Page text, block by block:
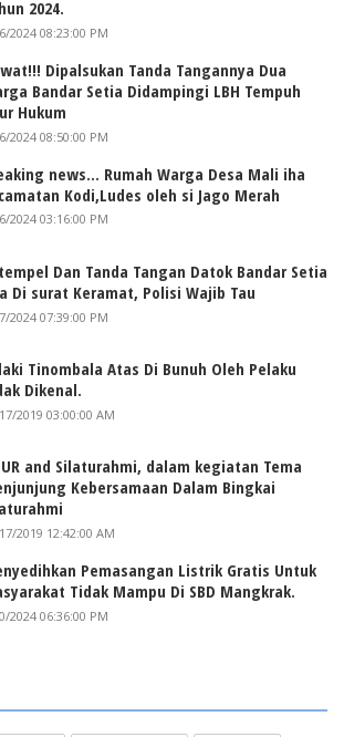
2024.
2024 08:23:00 PM
Dipalsukan Tanda Tangannya Dua
Bandar Setia Didampingi LBH Tempuh
Hukum
2024 08:50:00 PM
news... Rumah Warga Desa Mali iha
Kodi,Ludes oleh si Jago Merah
2024 03:16:00 PM
Dan Tanda Tangan Datok Bandar Setia
Di surat Keramat, Polisi Wajib Tau
2024 07:39:00 PM
Tinombala Atas Di Bunuh Oleh Pelaku
Dikenal.
2019 03:00:00 AM
and Silaturahmi, dalam kegiatan Tema
Kebersamaan Dalam Bingkai
2019 12:42:00 AM
Pemasangan Listrik Gratis Untuk
Tidak Mampu Di SBD Mangkrak.
2024 06:36:00 PM